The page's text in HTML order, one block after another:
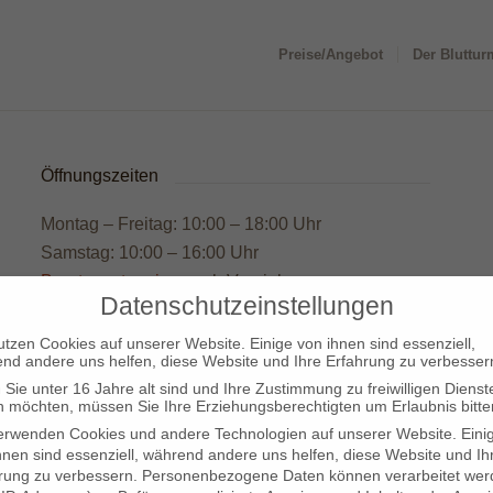
Preise/Angebot Der
Öffnungszeiten
Montag – Freitag: 10:00 – 18:00 Uhr
Samstag: 10:00 – 16:00 Uhr
Beratungsterminenach Vereinbarung
EIN INDIVIDUELLES
Datenschutzeinstellungen
Cookies auf unserer Website. Einige von ihnen sind essenziell,
andere uns helfen, diese Website und Ihre Erfahrung zu
Sie unter 16 Jahre alt sind und Ihre Zustimmung zu freiwilligen
möchten, müssen Sie Ihre Erziehungsberechtigten um Erlaubnis
Cookies und andere Technologien auf unserer Website.
sind essenziell, während andere uns helfen, diese Website und
zu verbessern.
Personenbezogene Daten können verarbeitet